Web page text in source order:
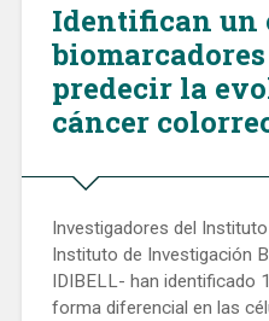
Identifican un
predecir la
cáncer
Investigadores del
Instituto de Investigación
IDIBELL- han identificado
forma diferencial en las